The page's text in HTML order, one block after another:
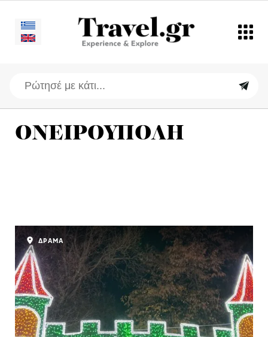
ΟΝΕΙΡΟΥΠΟΛΗ
ΔΡΑΜΑ